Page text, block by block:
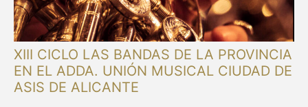
XIII CICLO LAS BANDAS DE LA PROVINCIA
EN EL ADDA. UNIÓN MUSICAL CIUDAD DE
ASIS DE ALICANTE